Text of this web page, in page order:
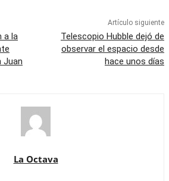
a la
Juan
Artículo siguiente
Telescopio Hubble dejó de
observar el espacio desde
hace unos días
La Octava